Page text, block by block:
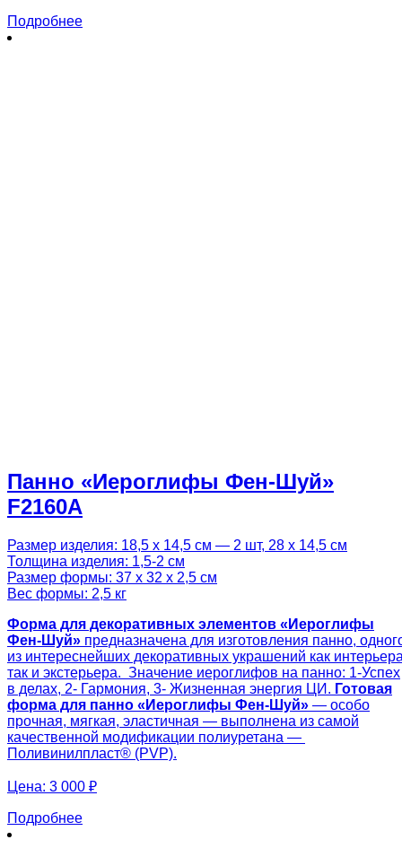
Подробнее
Панно «Иероглифы Фен-Шуй»
F2160A
Размер изделия: 18,5 х 14,5 см — 2 шт, 28 х 14,5 см
Толщина изделия: 1,5-2 см
Размер формы: 37 х 32 х 2,5 см
Вес формы: 2,5 кг
Форма для декоративных элементов «Иероглифы
Фен-Шуй» предназначена для изготовления панно,
из интереснейших декоративных украшений как
так и экстерьера. Значение иероглифов на панно: 1-Успех
в делах, 2- Гармония, 3- Жизненная энергия ЦИ. Готовая
форма для панно « Иероглифы Фен-Шуй» — особо
прочная, мягкая, эластичная — выполнена из самой
качественной модификации полиуретана —
Поливинилпласт® (PVP).
Цена: 3 000 ₽
Подробнее